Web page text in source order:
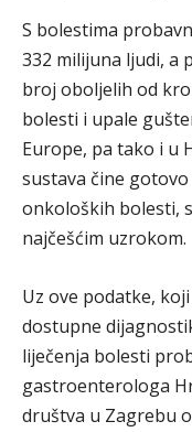
S bolestima
332 milijuna ljudi, a
broj oboljelih od
bolesti i upale
Europe, pa tako i u
sustava čine
onkoloških bolesti,
najčešćim uzrokom.
Uz ove podatke,
dostupne
liječenja bolesti
gastroenterologa
društva u Zagrebu